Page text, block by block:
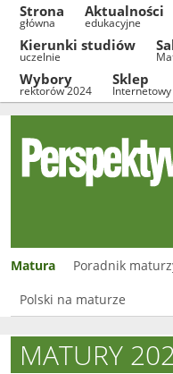
Strona
główna
Aktualności
edukacyjne
Kierunki studiów
uczelnie
Wybory
rektorów 2024
Sklep
Internetowy
Matura Poradnik
Polski na maturze
MATURY